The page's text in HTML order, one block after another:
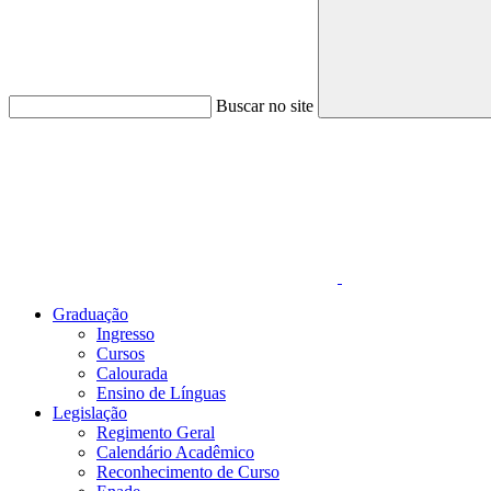
Buscar no site
Graduação
Ingresso
Cursos
Calourada
Ensino de Línguas
Legislação
Regimento Geral
Calendário Acadêmico
Reconhecimento de Curso